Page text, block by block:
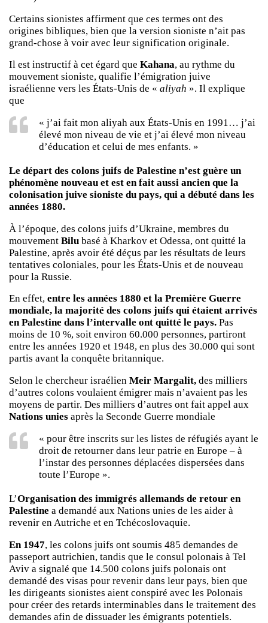
Certains sionistes affirment que ces termes ont des
origines bibliques, bien que la version sioniste n’ait pas
grand-chose à voir avec leur signification originale.
Il est instructif à cet égard que Kahana, au rythme du
mouvement sioniste, qualifie l’émigration juive
israélienne vers les États-Unis de « aliyah ». Il explique
que
« j’ai fait mon aliyah aux États-Unis en 1991… j’ai
élevé mon niveau de vie et j’ai élevé mon niveau
d’éducation et celui de mes enfants. »
Le départ des colons juifs de Palestine n’est guère un
phénomène nouveau et est en fait aussi ancien que la
colonisation juive sioniste du pays, qui a débuté dans les
années 1880.
À l’époque, des colons juifs d’Ukraine, membres du
mouvement Bilu basé à Kharkov et Odessa, ont quitté la
Palestine, après avoir été déçus par les résultats de leurs
tentatives coloniales, pour les États-Unis et de nouveau
pour la Russie.
En effet, entre les années 1880 et la Première Guerre
mondiale, la majorité des colons juifs qui étaient arrivés
en Palestine dans l’intervalle ont quitté le pays. Pas
moins de 10 %, soit environ 60.000 personnes, partiront
entre les années 1920 et 1948, en plus des 30.000 qui sont
partis avant la conquête britannique.
Selon le chercheur israélien Meir Margalit, des milliers
d’autres colons voulaient émigrer mais n’avaient pas les
moyens de partir. Des milliers d’autres ont fait appel aux
Nations unies après la Seconde Guerre mondiale
« pour être inscrits sur les listes de réfugiés ayant le
droit de retourner dans leur patrie en Europe – à
l’instar des personnes déplacées dispersées dans
toute l’Europe ».
L’Organisation des immigrés allemands de retour en
Palestine a demandé aux Nations unies de les aider à
revenir en Autriche et en Tchécoslovaquie.
En 1947, les colons juifs ont soumis 485 demandes de
passeport autrichien, tandis que le consul polonais à Tel
Aviv a signalé que 14.500 colons juifs polonais ont
demandé des visas pour revenir dans leur pays, bien que
les dirigeants sionistes aient conspiré avec les Polonais
pour créer des retards interminables dans le traitement des
demandes afin de dissuader les émigrants potentiels.